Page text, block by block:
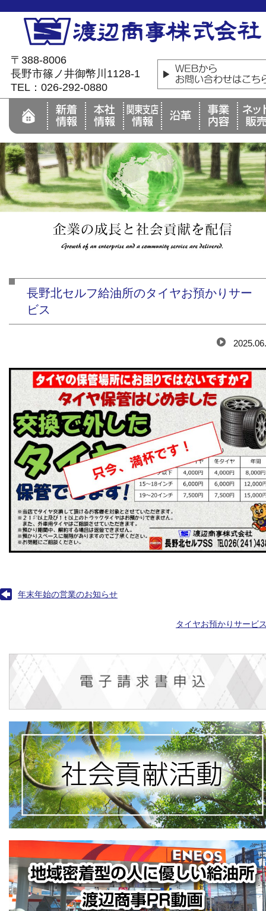
〒388-8006
長野市篠ノ井御幣川1128-1
TEL：026-292-0880
長野北セルフ給油所のタイヤお預かりサー
ビス
年末年始の営業のお知らせ
タイヤお預かりサービ